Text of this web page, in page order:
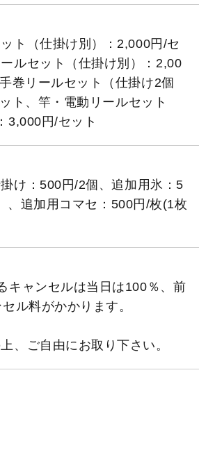
ト（仕掛け別）：2,000円/セ
ルセット（仕掛け別）：2,00
巻リールセット（仕掛け2個
ト、竿・電動リールセット
3,000円/セット
け：500円/2個、追加用氷：5
、追加用コマセ：500円/枚(1枚
キャンセルは当日は100％、前
ル料がかかります。
、ご自由にお取り下さい。